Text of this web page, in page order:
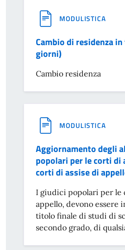
MODULISTICA
Cambio di residenza
giorni)
Cambio residenza
MODULISTICA
Aggiornamento degli
popolari per le corti di
corti di assise di
I giudici popolari per le
appello, devono essere
titolo finale di studi di
secondo grado, di